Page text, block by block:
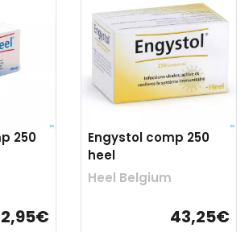
250
Engystol comp 250
heel
Heel Belgium
43,25€